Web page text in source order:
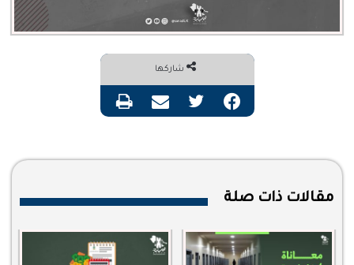
شاركها
فيسبوك تويتر مشاركة عبر البريد طباعة
مقالات ذات صلة